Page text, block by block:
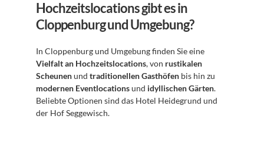
Hochzeitslocations gibt es in
Cloppenburg und Umgebung?
Vielfalt an Hochzeitslocations, von rustikalen
Scheunen und traditionellen Gasthöfen
modernen Eventlocations und idyllischen Gärten.
Beliebte Optionen sind das Hotel Heidegrund und
der Hof Seggewisch.